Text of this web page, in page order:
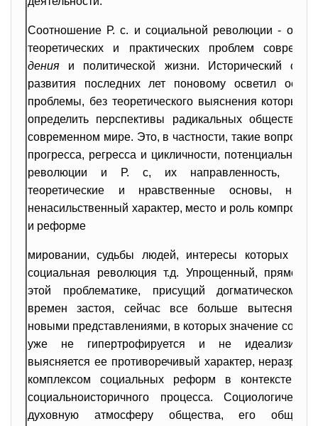
Соотношение Р. с. и социальной революции - одна
теоретических и практических проблем
дения и политической жизни. Исторический
развития последних лет поновому осветил
проблемы, без теоретического выяснения которых
определить перспективы радикальных
современном мире. Это, в частности, такие вопросы,
прогресса, регресса и цикличности, потенциальная
революции и Р. с, их направленность,
теоретические и нравственные основы,
ненасильственный характер, место и роль
и реформе
мировании, судьбы людей, интересы которых
социальная революция т.д. Упрощенный,
этой проблематике, присущий догматическом
времен застоя, сейчас все больше вытесняется
новыми представлениями, в которых значение
уже не гипертрофируется и не
выясняется ее противоречивый характер,
комплексом социальных реформ в контексте
социальноисторичного процесса.
духовную атмосферу общества, его